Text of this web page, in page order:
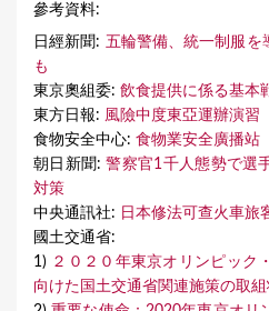
參考資料:
日經新聞: 五輪警備、統一制服
も
東京奧組委: 飲食提供に係る基本
東方日報: 風險中度東亞運辦演習
食物安全中心: 食物業安全廣播站
朝日新聞:警察官1千人態勢で選
対策
中央通訊社: 日本修法可查火車旅
國土交通省:
1) ２０２０年東京オリンピック
向けた国土交通省関連施策の取